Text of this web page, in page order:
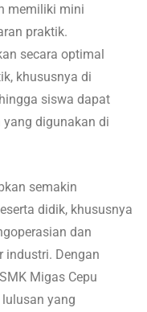
memiliki mini
praktik.
secara optimal
khususnya di
siswa dapat
digunakan di
semakin
didik, khususnya
dan
industri. Dengan
Migas Cepu
yang